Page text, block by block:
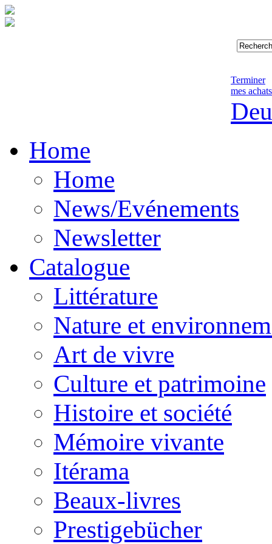
Terminer
mes
Home
Home
News/Evénements
Newsletter
Catalogue
Littérature
Nature et
Art de vivre
Culture et patrimoine
Histoire et société
Mémoire vivante
Itérama
Beaux-livres
Prestigebücher